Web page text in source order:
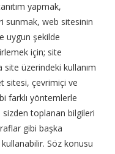
yapmak,
sunmak, web sitesinin
uygun şekilde
için; site
üzerindeki kullanım
sitesi, çevrimiçi ve
farklı yöntemlerle
toplanan bilgileri
gibi başka
Söz konusu